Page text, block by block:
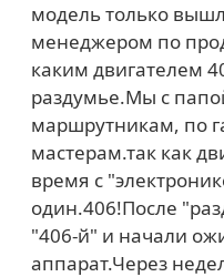
модель только
менеджером по
каким двигателем
раздумье.Мы с
маршрутникам, по
мастерам.так как
время с
один.406!После
"406-й" и начали
аппарат.Через